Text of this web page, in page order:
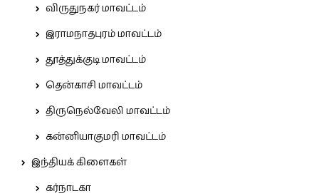
விருதுநகர் மாவட்டம்
இராமநாதபுரம் மாவட்டம்
தூத்துக்குடி மாவட்டம்
தென்காசி மாவட்டம்
திருநெல்வேலி மாவட்டம்
கன்னியாகுமரி மாவட்டம்
இந்தியக் கிளைகள்
கர்நாடகா